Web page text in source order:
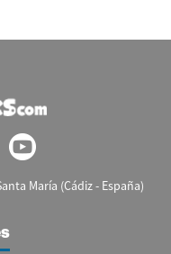
María (Cádiz - España)